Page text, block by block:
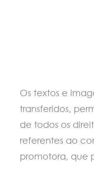
Os textos e
transferidos,
de todos os
referentes ao
promotora, que